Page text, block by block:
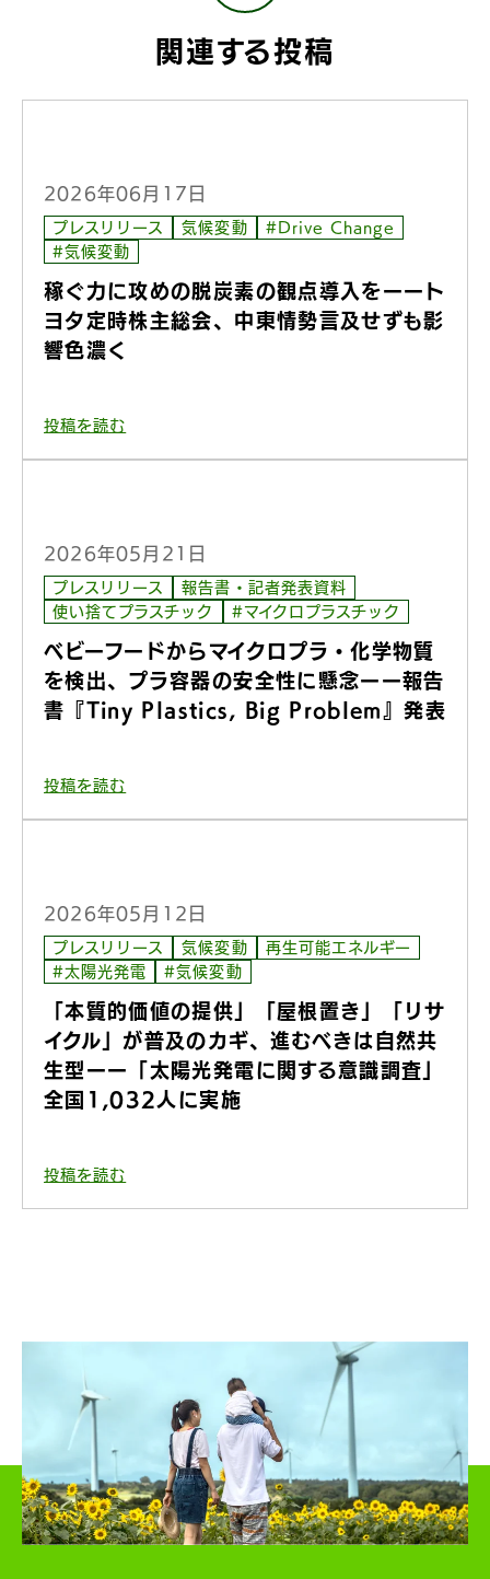
関連する投稿
2026年06月17日
プレスリリース 気候変動
#Drive Change
#気候変動
稼ぐ力に攻めの脱炭素の観点導入をーート
ヨタ定時株主総会、中東情勢言及せずも影
響色濃く
投稿を読む
2026年05月21日
プレスリリース
報告書・記者発表資料
使い捨てプラスチック
#マイクロプラスチック
ベビーフードからマイクロプラ・化学物質
を検出、プラ容器の安全性に懸念ーー報告
書『Tiny Plastics, Big Problem』発表
投稿を読む
2026年05月12日
プレスリリース 気候変動
再生可能エネルギー
#太陽光発電
#気候変動
「本質的価値の提供」「屋根置き」「リサ
イクル」が普及のカギ、進むべきは自然共
生型ーー「太陽光発電に関する意識調査」
全国1,032人に実施
投稿を読む